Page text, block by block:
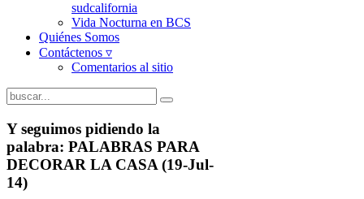
sudcalifornia
Vida Nocturna en BCS
Quiénes Somos
Contáctenos ▿
Comentarios al sitio
Y seguimos pidiendo la
palabra: PALABRAS PARA
DECORAR LA CASA (19-Jul-
14)